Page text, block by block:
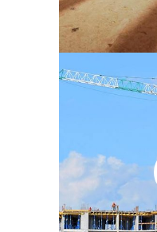
SIN
Biggest